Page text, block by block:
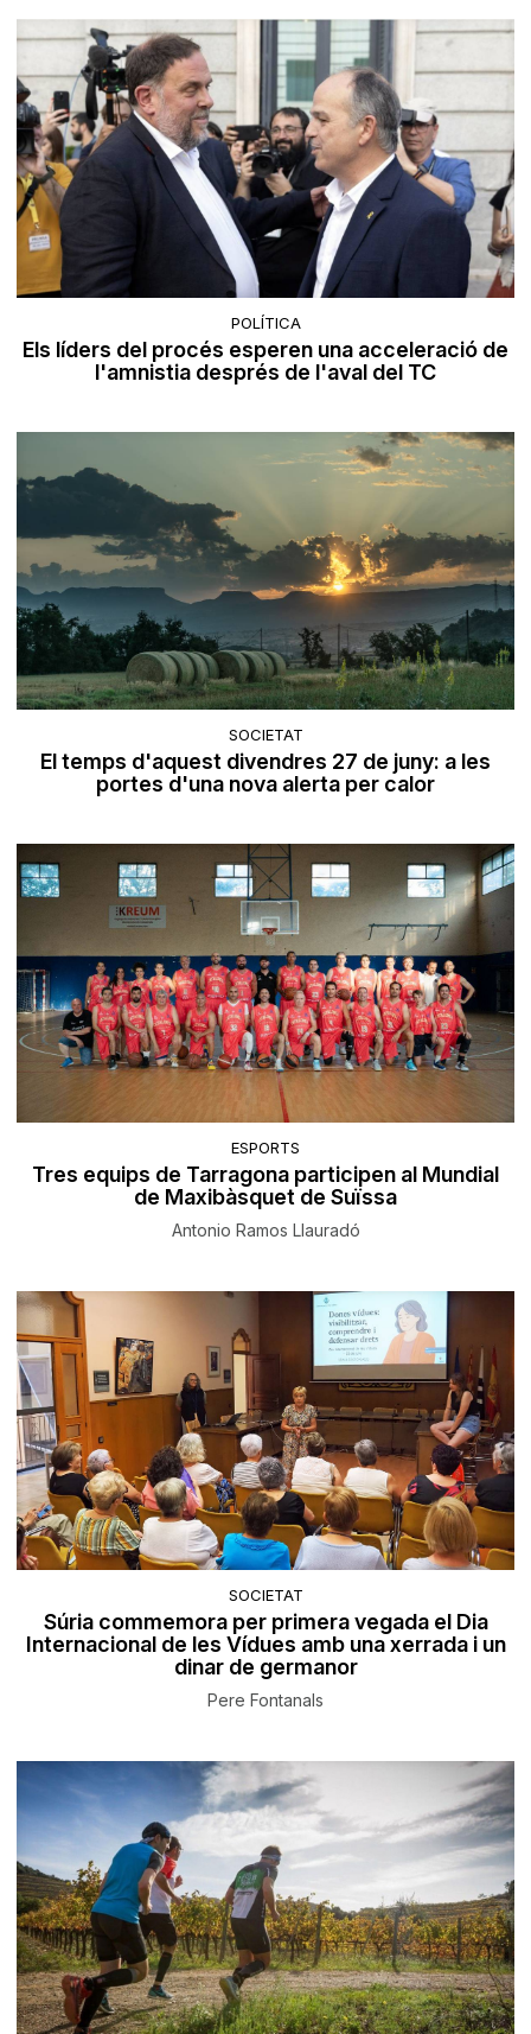
POLÍTICA
Els líders del procés esperen una acceleració de
l'amnistia després de l'aval del TC
SOCIETAT
El temps d'aquest divendres 27 de juny: a les
portes d'una nova alerta per calor
ESPORTS
Tres equips de Tarragona participen al Mundial
de Maxibàsquet de Suïssa
Antonio Ramos Llauradó
SOCIETAT
Súria commemora per primera vegada el Dia
Internacional de les Vídues amb una xerrada i un
dinar de germanor
Pere Fontanals